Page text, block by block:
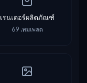
เรนเดอร์ผลิตภัณฑ์
69 เทมเพลต